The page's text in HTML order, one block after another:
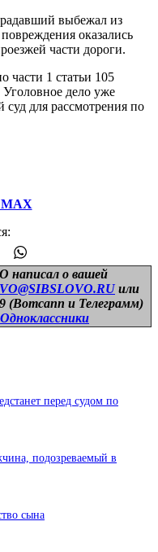
выбежал из
оказались
части дороги.
части 1 статьи 105
дело уже
для рассмотрения по
МАХ
о вашей
или
(Вотсапп и Телеграмм)
Одноклассники
перед судом по
подозреваемый в
сына